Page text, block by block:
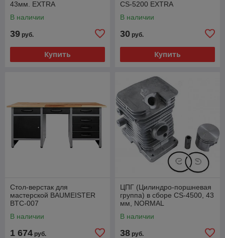
43мм. EXTRA
В наличии
39 руб.
Купить
CS-5200 EXTRA
В наличии
30 руб.
Купить
Стол-верстак для
мастерской BAUMEISTER
BTC-007
В наличии
1 674 руб.
ЦПГ (Цилиндро-поршневая
группа) в сборе CS-4500, 43
мм, NORMAL
В наличии
38 руб.